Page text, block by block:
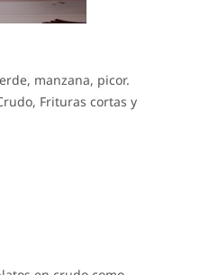
manzana, picor.
Frituras cortas y